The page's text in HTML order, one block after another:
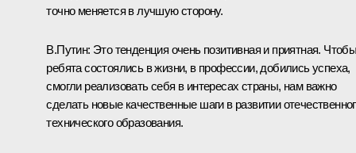
точно меняется в лучшую сторону.
В.Путин: Это тенденция очень позитивная и приятная.
ребята состоялись в жизни, в профессии, добились успеха,
смогли реализовать себя в интересах страны, нам важно
сделать новые качественные шаги в развитии
технического образования.